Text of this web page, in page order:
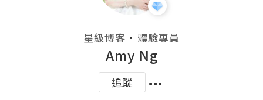
星級博客 ・ 體驗專員
Amy Ng
追蹤